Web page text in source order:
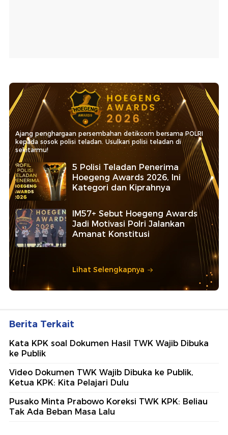
Ajang penghargaan persembahan detikcom bersama POLRI
kepada sosok polisi teladan. Usulkan polisi teladan di
sekitarmu!
5 Polisi Teladan Penerima
Hoegeng Awards 2026, Ini
Kategori dan Kiprahnya
IM57+ Sebut Hoegeng Awards
Jadi Motivasi Polri Jalankan
Amanat Konstitusi
Lihat Selengkapnya
Berita Terkait
Kata KPK soal Dokumen Hasil TWK Wajib Dibuka
ke Publik
Video Dokumen TWK Wajib Dibuka ke Publik,
Ketua KPK: Kita Pelajari Dulu
Pusako Minta Prabowo Koreksi TWK KPK: Beliau
Tak Ada Beban Masa Lalu